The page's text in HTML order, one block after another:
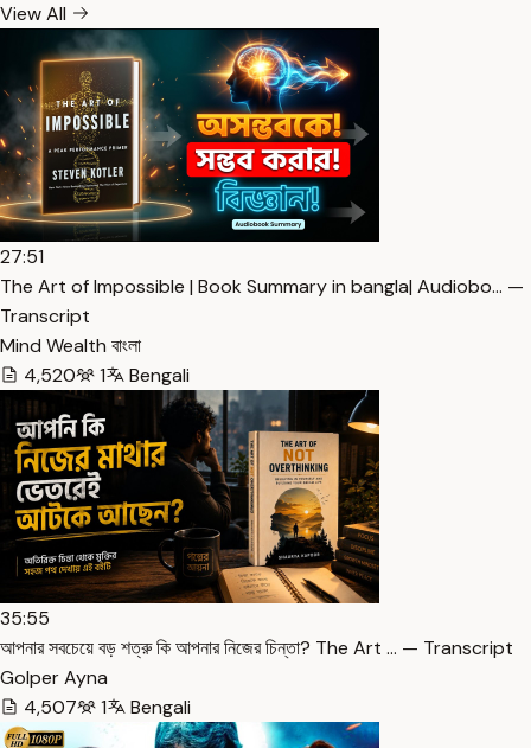
View All
27:51
The Art of Impossible | Book Summary in bangla| Audiobo… —
Transcript
Mind Wealth বাংলা
4,520
1 Bengali
35:55
আপনার সবচেয়ে বড় শত্রু কি আপনার নিজের চিন্তা? The Art … — Transcript
Golper Ayna
4,507
1 Bengali